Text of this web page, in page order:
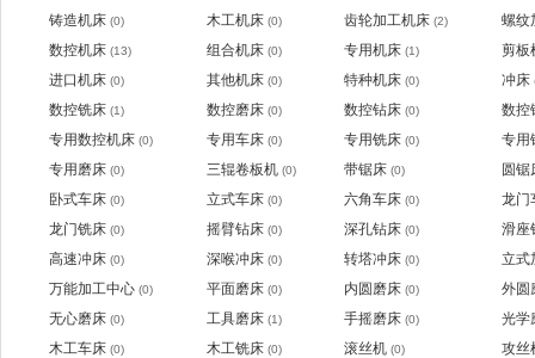
铸造机床 (0) 木工机床 (0) 齿轮加工机床 (2)
螺纹
数控机床 (13) 组合机床 (0) 专用机床 (1)
剪板
进口机床 (0) 其他机床 (0) 特种机床 (0) 冲床
数控铣床 (1) 数控磨床 (0) 数控钻床 (0)
数控
专用数控机床 (0) 专用车床 (0) 专用铣床 (0)
专用
专用磨床 (0) 三辊卷板机 (0) 带锯床 (0)
圆锯
卧式车床 (0) 立式车床 (0) 六角车床 (0)
龙门
龙门铣床 (0) 摇臂钻床 (0) 深孔钻床 (0)
滑座
高速冲床 (0) 深喉冲床 (0) 转塔冲床 (0)
立式
万能加工中心 (0) 平面磨床 (0) 内圆磨床 (0)
外圆
无心磨床 (0) 工具磨床 (1) 手摇磨床 (0)
光学
木工车床 (0) 木工铣床 (0) 滚丝机 (0)
攻丝